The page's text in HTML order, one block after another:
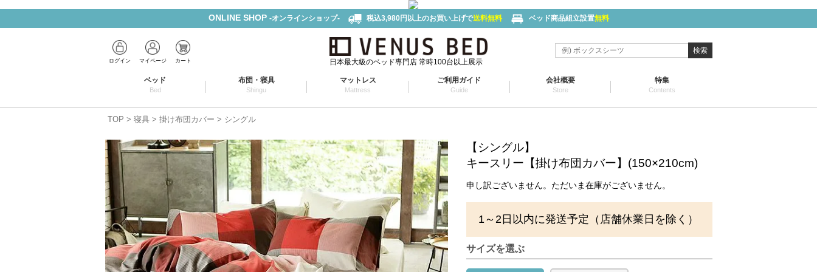
ONLINE SHOP -オンラインショップ- 税込3,980円以上のお買い上げで送料無料 ベッド商品組立設置無料
ログイン マイページ カート 日本最大級のベッド専門店 常時100台以上展示
検索
ベッド
Bed
布団・寝具
Shingu
マットレス
Mattress
ご利用ガイド
Guide
会社概要
Store
特集
Contents
TOP 寝具 掛け布団カバー シングル
【シングル】
キースリー【掛け布団カバー】(150×210cm)
申し訳ございません。ただいま在庫がございません。
1～2日以内に発送予定（店舗休業日を除く）
サイズを選ぶ